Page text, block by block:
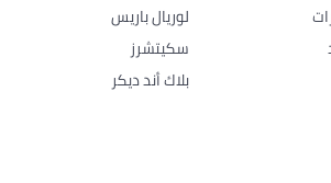
لوريال باريس
سكيتشرز
بلاك أند ديكر